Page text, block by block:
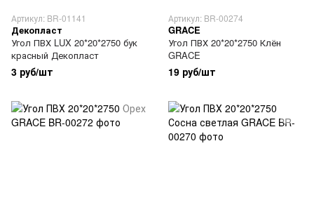
Артикул: BR-01141
Декопласт
Угол ПВХ LUX 20*20*2750 бук
красный Декопласт
3 руб/шт
Артикул: BR-00274
GRACE
Угол ПВХ 20*20*2750 Клён
GRACE
19 руб/шт